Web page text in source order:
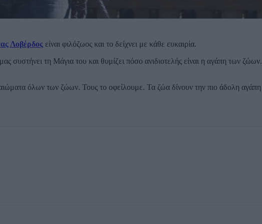
Λοβέρδος είναι φιλόζωος και το δείχνει με κάθε ευκαιρία.
τη Μάγια του και θυμίζει πόσο ανιδιοτελής είναι η αγάπη των ζώων.
όλων των ζώων. Τους το οφείλουμε. Τα ζώα δίνουν την πιο άδολη αγάπη